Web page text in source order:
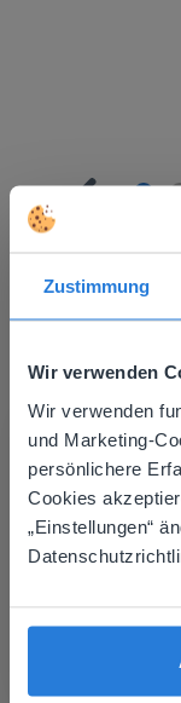
Zustimmung
Wir verwenden
Wir verwenden
und Marketing-
persönlichere
Cookies
„Einstellungen“
This
your
Based on
prefer to visit